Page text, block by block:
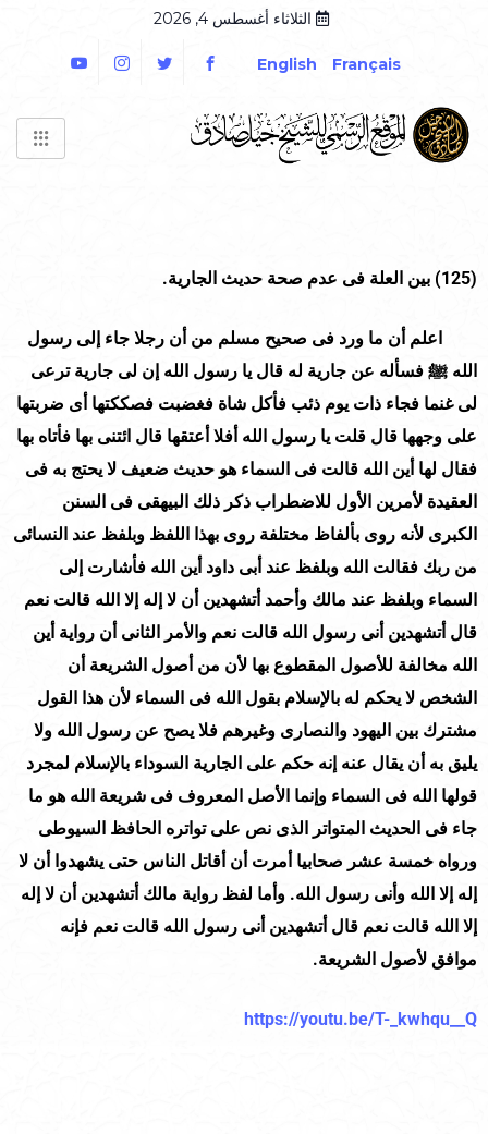
الثلاثاء أغسطس 4, 2026
Français
English
(125) بين العلة فى عدم صحة حديث الجارية.
اعلم أن ما ورد فى صحيح مسلم من أن رجلا جاء إلى رسول
الله ﷺ فسأله عن جارية له قال يا رسول الله إن لى جارية ترعى
لى غنما فجاء ذات يوم ذئب فأكل شاة فغضبت فصككتها أى ضربتها
على وجهها قال قلت يا رسول الله أفلا أعتقها قال ائتنى بها فأتاه بها
فقال لها أين الله قالت فى السماء هو حديث ضعيف لا يحتج به فى
العقيدة لأمرين الأول للاضطراب ذكر ذلك البيهقى فى السنن
الكبرى لأنه روى بألفاظ مختلفة روى بهذا اللفظ وبلفظ عند النسائى
من ربك فقالت الله وبلفظ عند أبى داود أين الله فأشارت إلى
السماء وبلفظ عند مالك وأحمد أتشهدين أن لا إله إلا الله قالت نعم
قال أتشهدين أنى رسول الله قالت نعم والأمر الثانى أن رواية أين
الله مخالفة للأصول المقطوع بها لأن من أصول الشريعة أن
الشخص لا يحكم له بالإسلام بقول الله فى السماء لأن هذا القول
مشترك بين اليهود والنصارى وغيرهم فلا يصح عن رسول الله ولا
يليق به أن يقال عنه إنه حكم على الجارية السوداء بالإسلام لمجرد
قولها الله فى السماء وإنما الأصل المعروف فى شريعة الله هو ما
جاء فى الحديث المتواتر الذى نص على تواتره الحافظ السيوطى
ورواه خمسة عشر صحابيا أمرت أن أقاتل الناس حتى يشهدوا أن لا
إله إلا الله وأنى رسول الله. وأما لفظ رواية مالك أتشهدين أن لا إله
إلا الله قالت نعم قال أتشهدين أنى رسول الله قالت نعم فإنه
موافق لأصول الشريعة.
https://youtu.be/T-_kwhqu__Q